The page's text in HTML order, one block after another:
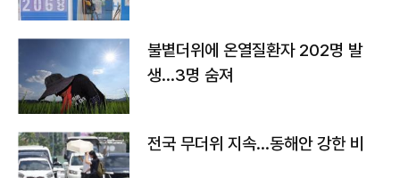
불볕더위에 온열질환자 202명 발
생…3명 숨져
전국 무더위 지속…동해안 강한 비